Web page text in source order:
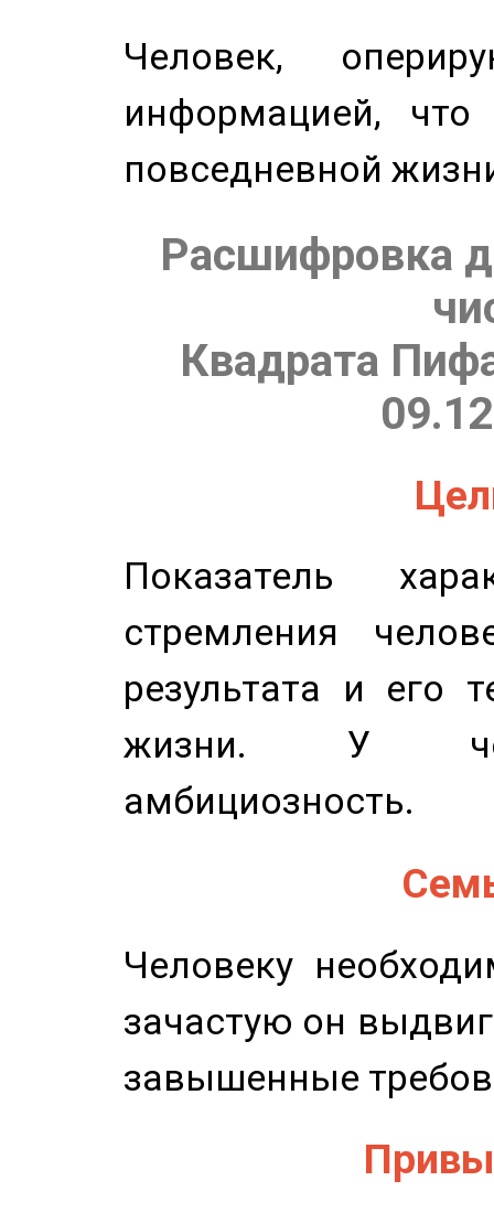
Человек,
информацией,
повседневной
Расшифровка
Квадрата
Показатель
стремления
результата и его
жизни. У
амбициозность.
Человеку
зачастую он
завышенные